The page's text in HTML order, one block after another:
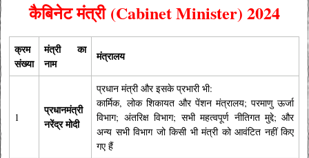
कैबिनेट मंत्री (Cabinet Minister) 2024
क्रम
संख्या
मंत्री का
नाम
मंत्रालय
1
प्रधानमंत्री
नरेंद्र मोदी
प्रधान मंत्री और इसके प्रभारी भी:
कार्मिक, लोक शिकायत और पेंशन मंत्रालय; परमाणु ऊर्जा
विभाग; अंतरिक्ष विभाग; सभी महत्वपूर्ण नीतिगत मुद्दे; और
अन्य सभी विभाग जो किसी भी मंत्री को आवंटित नहीं किए
गए हैं